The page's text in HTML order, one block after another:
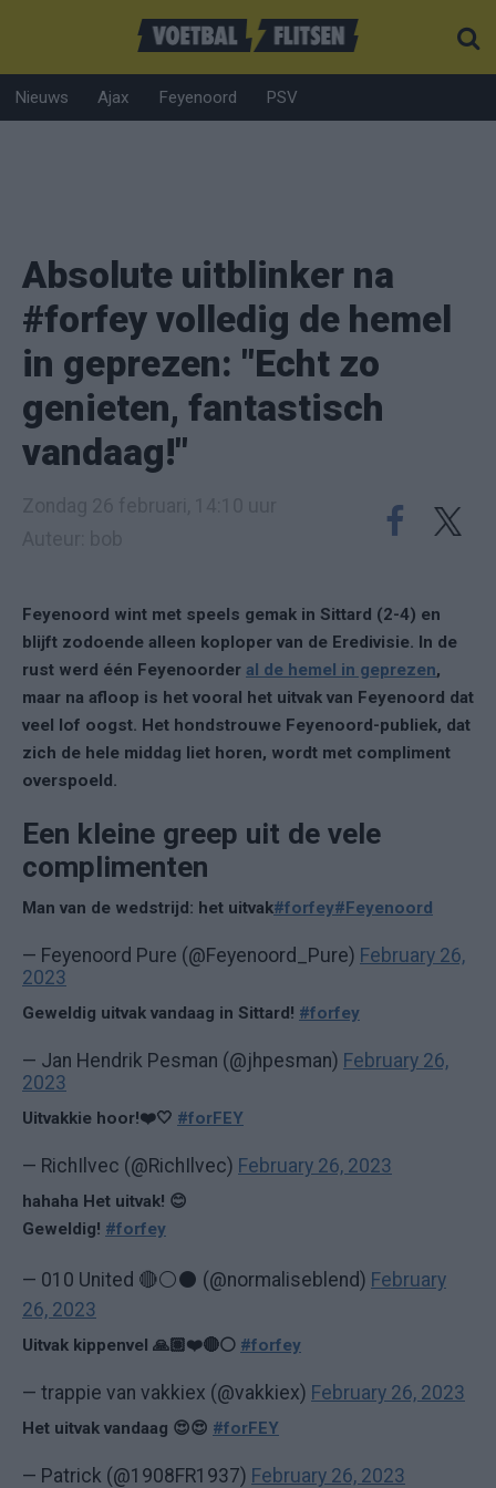
Nieuws Ajax Feyenoord PSV
Absolute uitblinker na
#forfey volledig de hemel
in geprezen: "Echt zo
genieten, fantastisch
vandaag!"
Feyenoord wint met speels gemak in Sittard (2-4) en
blijft zodoende alleen koploper van de Eredivisie. In de
rust werd één Feyenoorder al de hemel in geprezen,
maar na afloop is het vooral het uitvak van Feyenoord dat
veel lof oogst. Het hondstrouwe Feyenoord-publiek, dat
zich de hele middag liet horen, wordt met compliment
overspoeld.
Een kleine greep uit de vele
complimenten
Man van de wedstrijd: het uitvak#forfey#Feyenoord
— Feyenoord Pure (@Feyenoord_Pure) February 26,
2023
Geweldig uitvak vandaag in Sittard! #forfey
— Jan Hendrik Pesman (@jhpesman) February 26,
2023
Uitvakkie hoor!❤️🤍 #forFEY
— RichIlvec (@RichIlvec) February 26, 2023
hahaha Het uitvak! 😊
Geweldig! #forfey
— 010 United 🔴⚪⚫ (@normaliseblend) February
26, 2023
Uitvak kippenvel 🙏🏽❤️🔴⚪️ #forfey
— trappie van vakkiex (@vakkiex) February 26, 2023
Het uitvak vandaag 😍😍 #forFEY
— Patrick (@1908FR1937) February 26, 2023